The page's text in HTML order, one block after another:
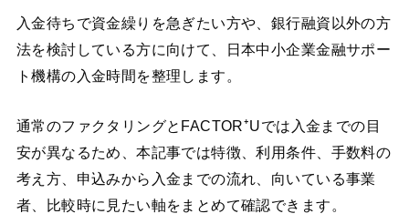
入金待ちで資金繰りを急ぎたい方や、銀行融資以外の方
法を検討している方に向けて、日本中小企業金融サポー
ト機構の入金時間を整理します。
通常のファクタリングとFACTOR⁺Uでは入金までの目
安が異なるため、本記事では特徴、利用条件、手数料の
考え方、申込みから入金までの流れ、向いている事業
者、比較時に見たい軸をまとめて確認できます。